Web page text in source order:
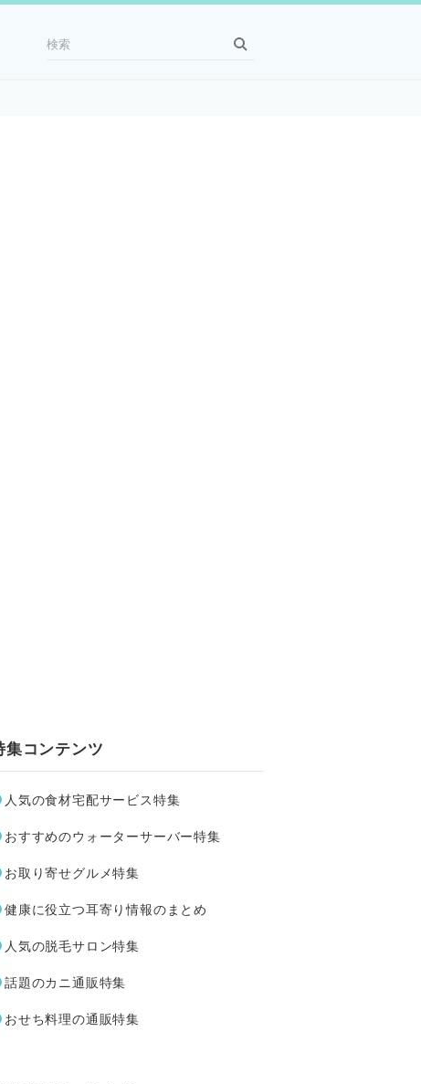
集コンテンツ
人気の食材宅配サービス特集
おすすめのウォーターサーバー特集
お取り寄せグルメ特集
健康に役立つ耳寄り情報のまとめ
人気の脱毛サロン特集
話題のカニ通販特集
おせち料理の通販特集